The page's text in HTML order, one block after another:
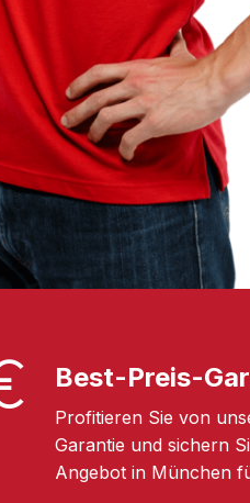
Best-Preis-
Profitieren Sie von
Garantie und sichern
Angebot in München